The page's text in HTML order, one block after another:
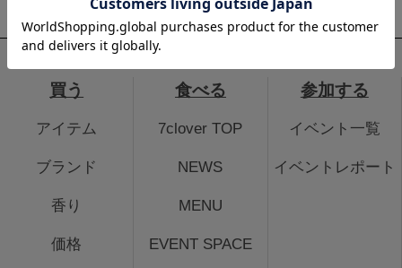
買う
アイテム
ブランド
香り
価格
食べる
7clover TOP
NEWS
MENU
EVENT SPACE
参加する
イベント一覧
イベントレポート